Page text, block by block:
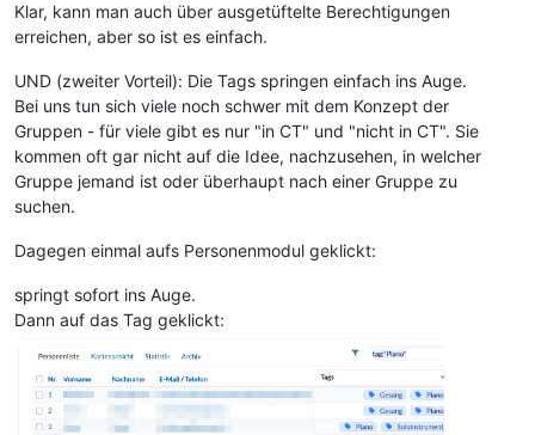
Klar, kann man auch über ausgetüftelte Berechtigungen
erreichen, aber so ist es einfach.
UND (zweiter Vorteil): Die Tags springen einfach ins Auge.
Bei uns tun sich viele noch schwer mit dem Konzept der
Gruppen - für viele gibt es nur "in CT" und "nicht in CT". Sie
kommen oft gar nicht auf die Idee, nachzusehen, in welcher
Gruppe jemand ist oder überhaupt nach einer Gruppe zu
suchen.
Dagegen einmal aufs Personenmodul geklickt:
springt sofort ins Auge.
Dann auf das Tag geklickt: